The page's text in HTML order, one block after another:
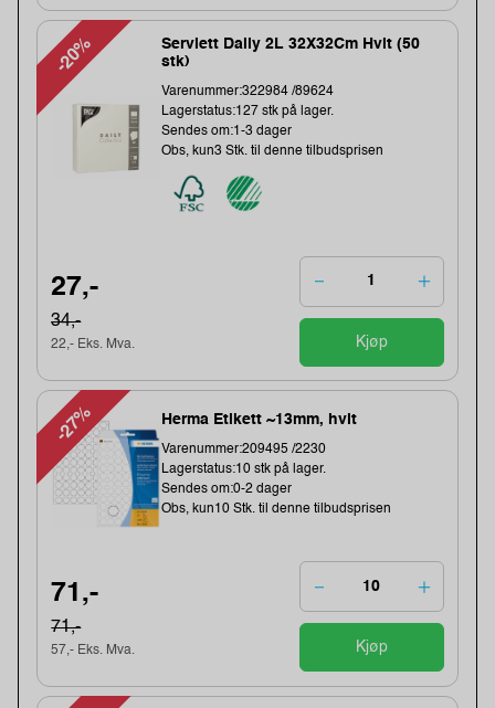
-20%
Serviett Daily 2L 32X32Cm Hvit (50
stk)
Varenummer:322984 /89624
Lagerstatus:127 stk på lager.
Sendes om:1-3 dager
Obs, kun3 Stk. til denne tilbudsprisen
27,-
34,-
22,- Eks. Mva. Kjøp
-27% Herma Etikett ~13mm, hvit
Varenummer:209495 /2230
Lagerstatus:10 stk på lager.
Sendes om:0-2 dager
Obs, kun10 Stk. til denne tilbudsprisen
71,-
71,-
57,- Eks. Mva. Kjøp